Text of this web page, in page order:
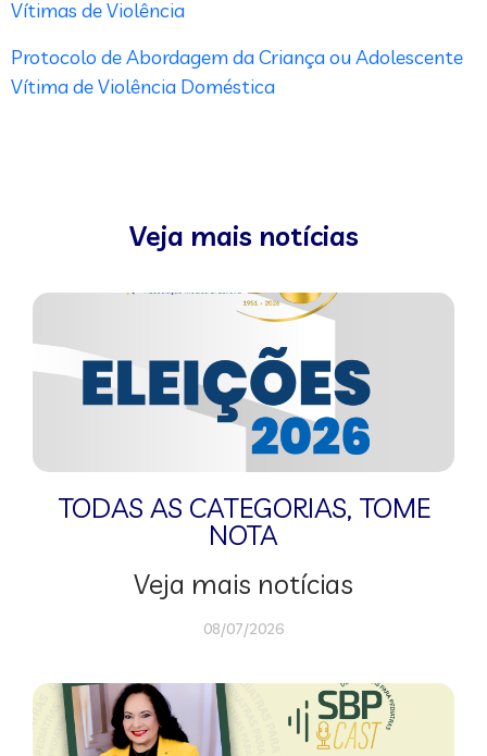
Vítimas de Violência
Protocolo de Abordagem da Criança ou Adolescente
Vítima de Violência Doméstica
Veja mais notícias
TODAS AS CATEGORIAS, TOME
NOTA
Veja mais notícias
08/07/2026